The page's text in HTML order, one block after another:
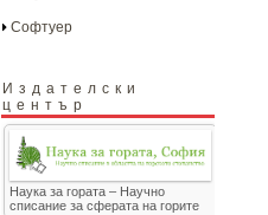
Софтуер
Издателски
център
Наука за гората – Научно
списание за сферата на горите